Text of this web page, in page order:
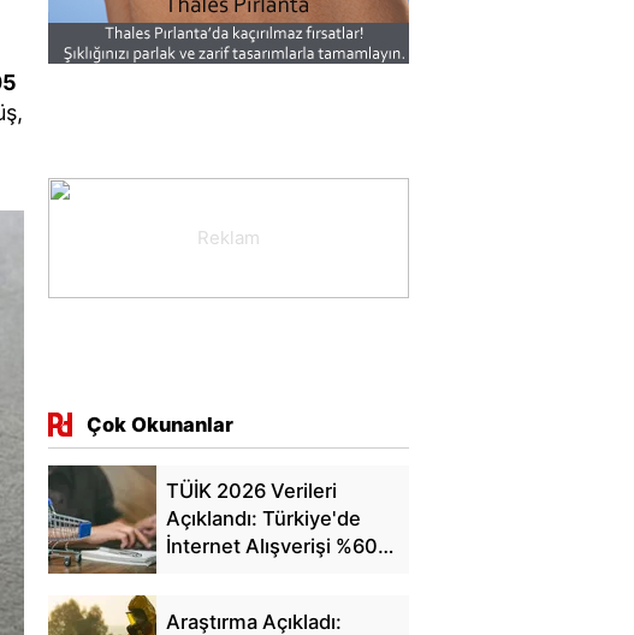
Çok Okunanlar
TÜİK 2026 Verileri
Açıklandı: Türkiye'de
İnternet Alışverişi %60'a
Araştırma Açıkladı: